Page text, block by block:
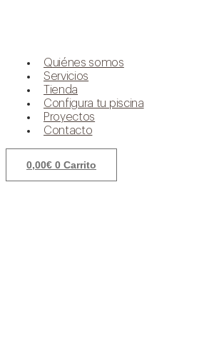
Quiénes somos
Servicios
Tienda
Configura tu piscina
Proyectos
Contacto
0,00€ 0 Carrito